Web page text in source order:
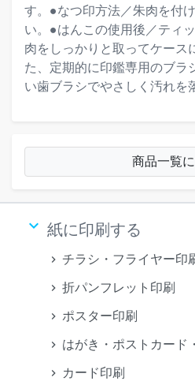
す。●なつ印方法／朱肉を付
い。●はんこの使用後／ティ
肉をしっかりと取ってケース
た、定期的に印鑑専用のブラ
い歯ブラシでやさしく汚れを
商品一覧
keyboard_arrow_down 紙に印刷する
チラシ・フライヤー印
折パンフレット印刷
ポスター印刷
はがき・ポストカード
カード印刷